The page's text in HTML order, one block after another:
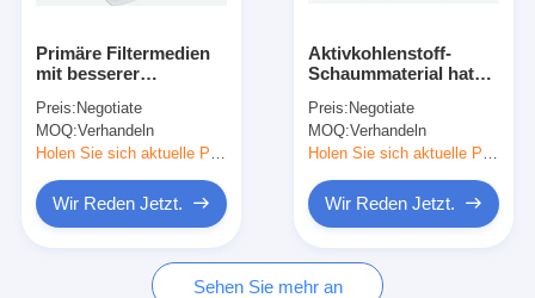
nähende Ultraschallmaschine
Luftfilter Rahmenmachmaschine
Primäre Filtermedien
mit besserer
durch allgemeine
Lösungsmittel,
schwache Säure und
Preis:Negotiate
MOQ:Verhandeln
Holen Sie sich aktuelle Preis
Wir Reden Jetzt.
Aktivkohlenstoff-
Schaummaterial hat
geringe
Luftwiderstandsfähigkeit
Preis:Negotiate
MOQ:Verhandeln
Holen Sie sich aktuelle Preis
Wir Reden Jetzt.
Sehen Sie mehr an